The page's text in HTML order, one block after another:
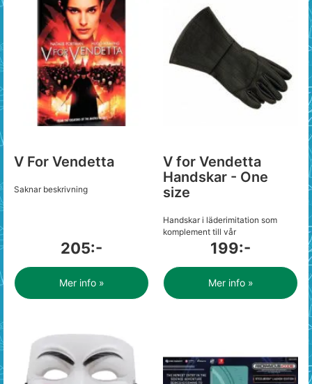
V For Vendetta
Saknar beskrivning
205:-
Mer info »
V for Vendetta
Handskar - One
size
Handskar i läderimitation som
komplement till vår
199:-
Mer info »